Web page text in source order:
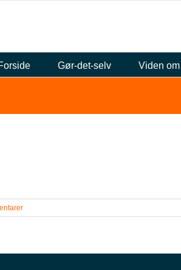
Gør-det-selv Viden om